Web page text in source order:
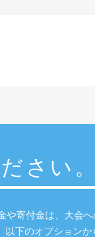
さい。
寄付金は、大会
下のオプションか